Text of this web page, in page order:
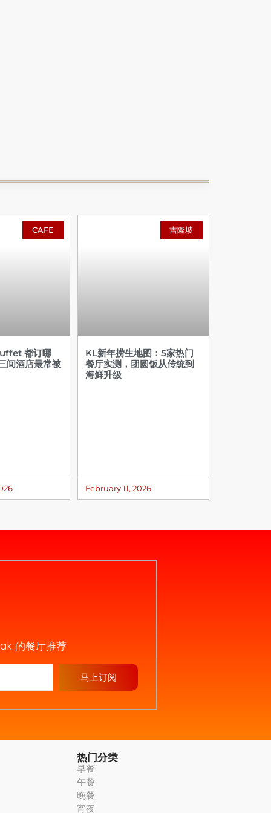
CAFE
都订哪
间酒店最常被
吉隆坡
KL新年捞生地图：5家热门
餐厅实测，团圆饭从传统到
海鲜升级
February 11, 2026
的餐厅推荐
马上订阅
热门分类
早餐
午餐
晚餐
宵夜